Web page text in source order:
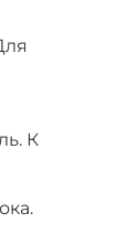
К